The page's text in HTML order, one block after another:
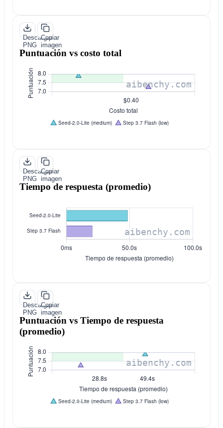
Descargar
PNG
Copiar
imagen
Puntuación vs costo total
Descargar
PNG
Copiar
imagen
Tiempo de respuesta (promedio)
Descargar
PNG
Copiar
imagen
Puntuación vs Tiempo de respuesta
(promedio)